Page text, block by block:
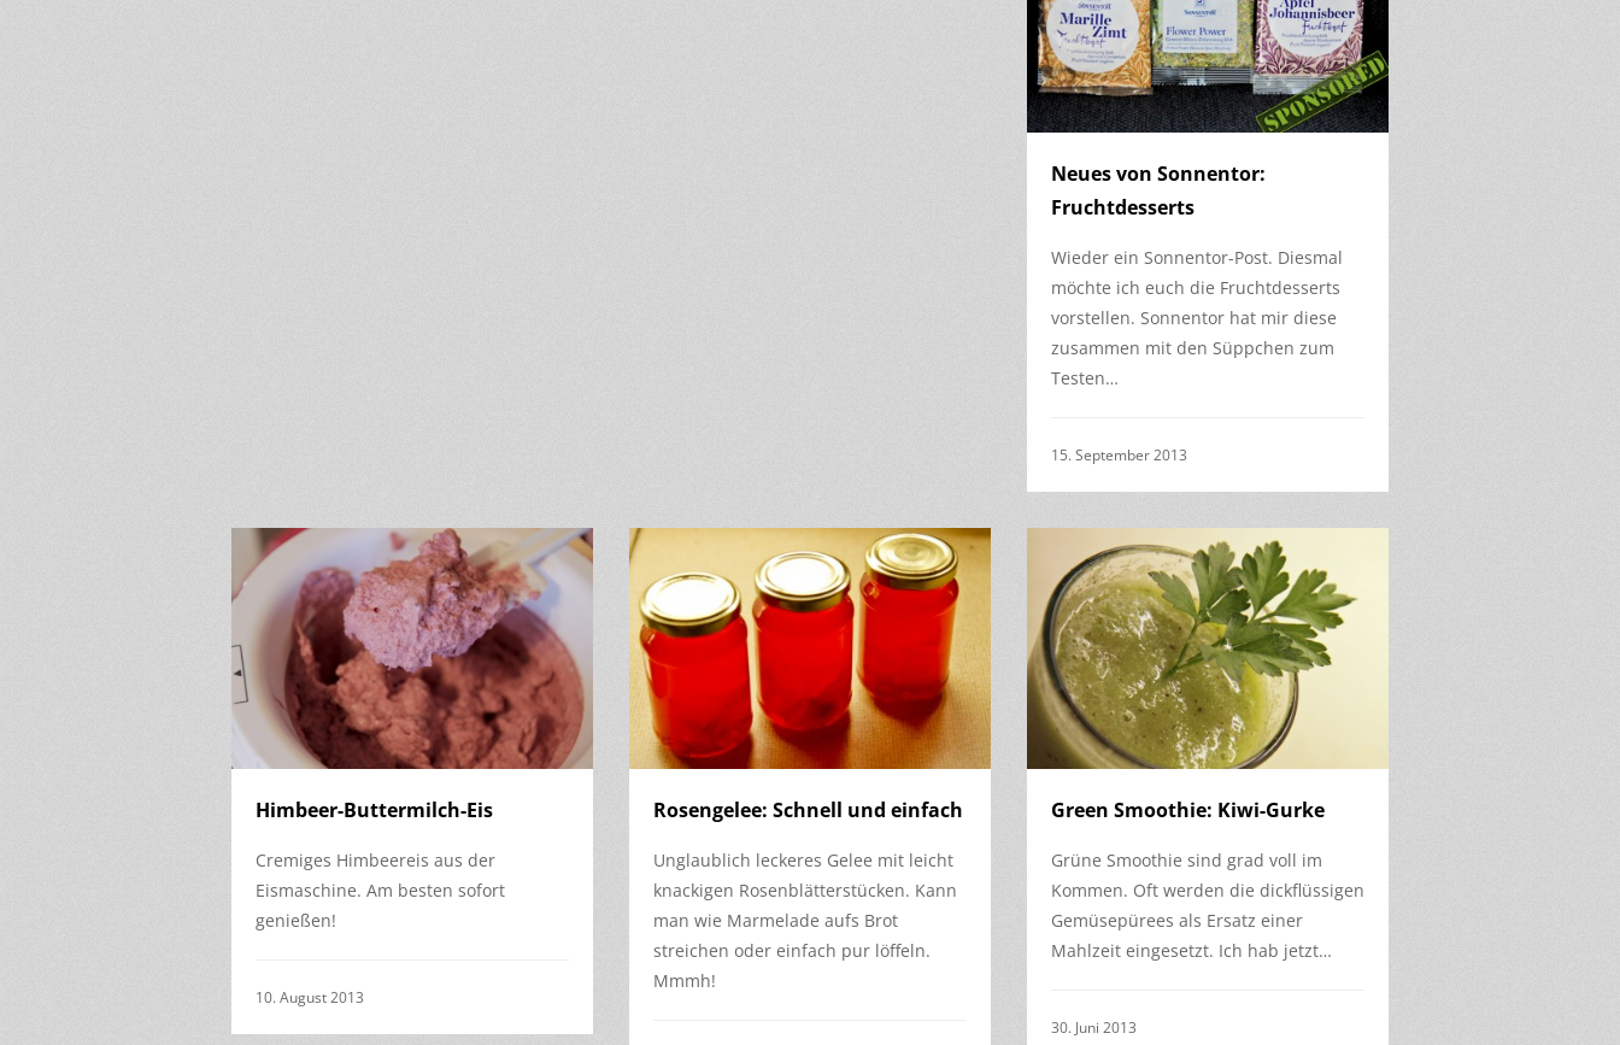
Neues von Sonnentor:
Fruchtdesserts
Wieder ein Sonnentor-Post. Diesmal
möchte ich euch die Fruchtdesserts
vorstellen. Sonnentor hat mir diese
zusammen mit den Süppchen zum
Testen…
15. September 2013
Himbeer-Buttermilch-Eis
Cremiges Himbeereis aus der
Eismaschine. Am besten sofort
genießen!
10. August 2013
Rosengelee: Schnell und einfach
Unglaublich leckeres Gelee mit leicht
knackigen Rosenblätterstücken. Kann
man wie Marmelade aufs Brot
streichen oder einfach pur löffeln.
Mmmh!
Green Smoothie: Kiwi-Gurke
Grüne Smoothie sind grad voll im
Kommen. Oft werden die dickflüssigen
Gemüsepürees als Ersatz einer
Mahlzeit eingesetzt. Ich hab jetzt…
30. Juni 2013